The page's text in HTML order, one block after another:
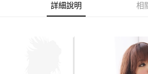
1.本服務係由「台灣大哥大股份有限公司」（以下簡
資料（包含姓名、電話或地址）提供予台灣大哥大進
由本公司與您本人進行分期帳單所需資料之確認、核
https://
※ 請注意：結帳手續完成當下不需立刻繳費，但若您
購買商品的店家。未經商家同意取消之訂單仍視為有
是否繳費成功／繳費後需取消欲退款等相關疑問，請
https://
每筆NT$70，滿NT$799(含以上)免運費
詳細說明 相